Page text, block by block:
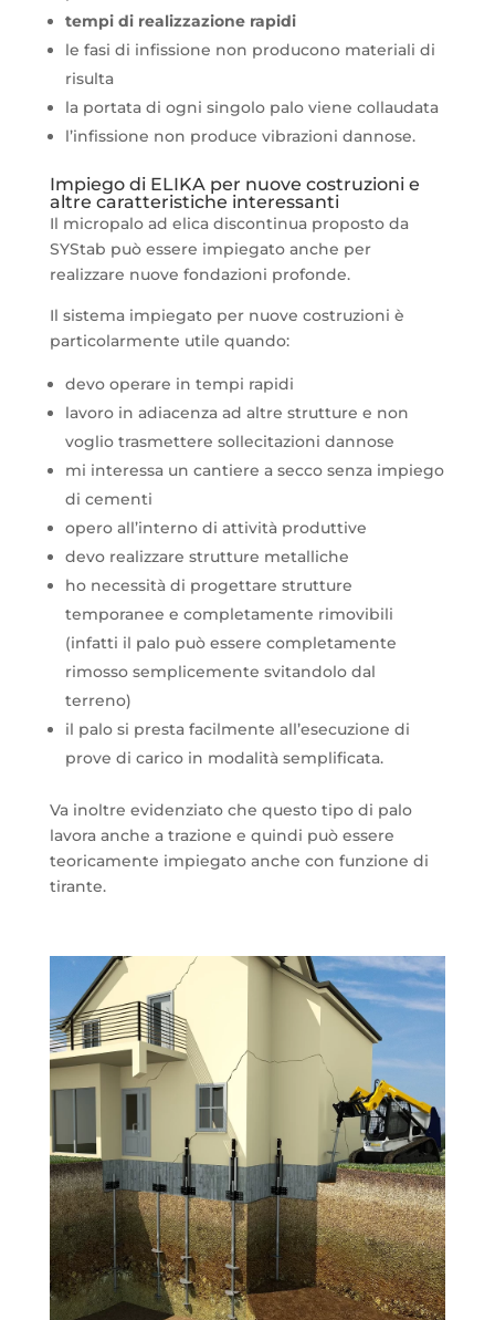
tempi di realizzazione rapidi
le fasi di infissione non producono materiali di
risulta
la portata di ogni singolo palo viene collaudata
l’infissione non produce vibrazioni dannose.
Impiego di ELIKA per nuove costruzioni e
altre caratteristiche interessanti
Il micropalo ad elica discontinua proposto da
SYStab può essere impiegato anche per
realizzare nuove fondazioni profonde.
Il sistema impiegato per nuove costruzioni è
particolarmente utile quando:
devo operare in tempi rapidi
lavoro in adiacenza ad altre strutture e non
voglio trasmettere sollecitazioni dannose
mi interessa un cantiere a secco senza impiego
di cementi
opero all’interno di attività produttive
devo realizzare strutture metalliche
ho necessità di progettare strutture
temporanee e completamente rimovibili
(infatti il palo può essere completamente
rimosso semplicemente svitandolo dal
terreno)
il palo si presta facilmente all’esecuzione di
prove di carico in modalità semplificata.
Va inoltre evidenziato che questo tipo di palo
lavora anche a trazione e quindi può essere
teoricamente impiegato anche con funzione di
tirante.